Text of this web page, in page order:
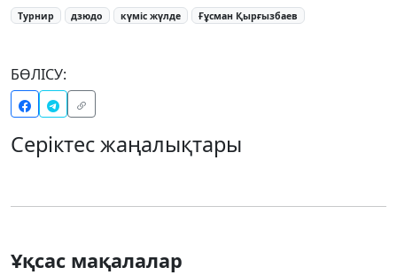
Турнир дзюдо күміс жүлде Ғұсман Қырғызбаев
БӨЛІСУ:
Серіктес жаңалықтары
Ұқсас мақалалар